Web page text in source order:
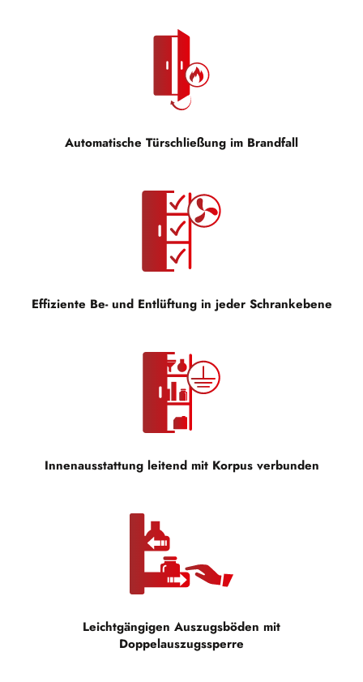
Automatische Türschließung im Brandfall
Effiziente Be- und Entlüftung in jeder Schrankebene
Innenausstattung leitend mit Korpus verbunden
Leichtgängigen Auszugsböden mit
Doppelauszugssperre